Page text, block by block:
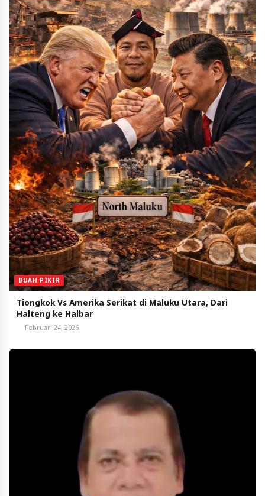
BUAH PIKIR
Tiongkok Vs Amerika Serikat di Maluku Utara, Dari
Halteng ke Halbar
Februari 24, 2026